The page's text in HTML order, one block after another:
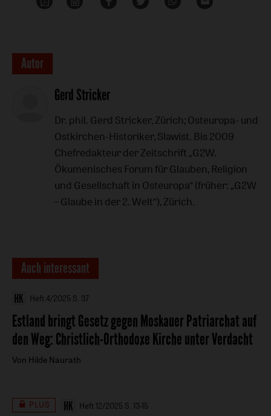
Überschrift
Artikel-
Autor
Gerd Stricker
Dr. phil. Gerd Stricker, Zürich; Osteuropa- und
Ostkirchen-Historiker, Slawist. Bis 2009
Chefredakteur der Zeitschrift „G2W.
Ökumenisches Forum für Glauben, Religion
und Gesellschaft in Osteuropa“ (früher: „G2W
– Glaube in der 2. Welt“), Zürich.
Auch interessant
Heft 4/2025 S. 37
Estland bringt Gesetz gegen Moskauer Patriarchat auf
den Weg:Christlich-Orthodoxe Kirche unter Verdacht
Von Hilde Naurath
PLUS Heft 12/2025 S. 13-15